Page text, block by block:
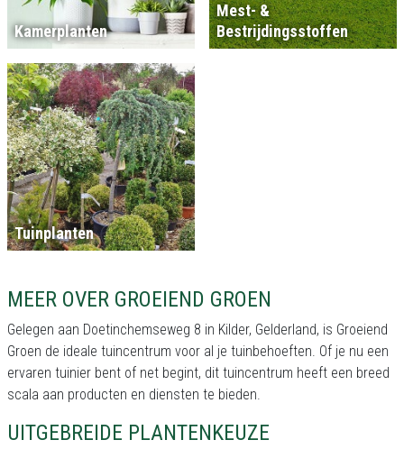
Kamerplanten
Mest- &
Bestrijdingsstoffen
Tuinplanten
MEER OVER GROEIEND GROEN
Gelegen aan Doetinchemseweg 8 in Kilder, Gelderland, is Groeiend
Groen de ideale tuincentrum voor al je tuinbehoeften. Of je nu een
ervaren tuinier bent of net begint, dit tuincentrum heeft een breed
scala aan producten en diensten te bieden.
UITGEBREIDE PLANTENKEUZE